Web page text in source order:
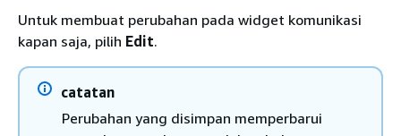
Untuk membuat perubahan pada widget komunikasi
kapan saja, pilih Edit.
catatan
Perubahan yang disimpan memperbarui